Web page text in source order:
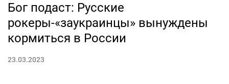
Бог подаст: Русские
рокеры-«заукраинцы» вынуждены
кормиться в России
23.03.2023